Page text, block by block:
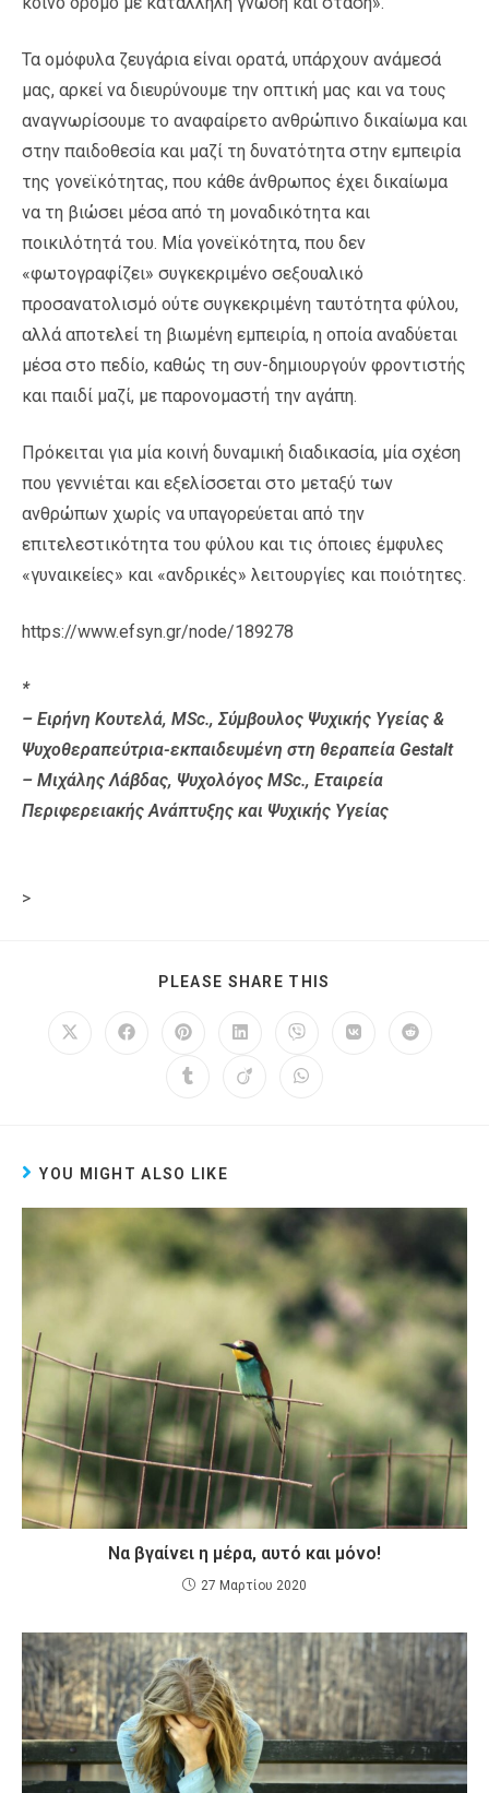
Τα ομόφυλα ζευγάρια είναι ορατά, υπάρχουν ανάμεσά
μας, αρκεί να διευρύνουμε την οπτική μας και να τους
αναγνωρίσουμε το αναφαίρετο ανθρώπινο δικαίωμα και
στην παιδοθεσία και μαζί τη δυνατότητα στην εμπειρία
της γονεϊκότητας, που κάθε άνθρωπος έχει δικαίωμα
να τη βιώσει μέσα από τη μοναδικότητα και
ποικιλότητά του. Μία γονεϊκότητα, που δεν
«φωτογραφίζει» συγκεκριμένο σεξουαλικό
προσανατολισμό ούτε συγκεκριμένη ταυτότητα φύλου,
αλλά αποτελεί τη βιωμένη εμπειρία, η οποία αναδύεται
μέσα στο πεδίο, καθώς τη συν-δημιουργούν φροντιστής
και παιδί μαζί, με παρονομαστή την αγάπη.
Πρόκειται για μία κοινή δυναμική διαδικασία, μία σχέση
που γεννιέται και εξελίσσεται στο μεταξύ των
ανθρώπων χωρίς να υπαγορεύεται από την
επιτελεστικότητα του φύλου και τις όποιες έμφυλες
«γυναικείες» και «ανδρικές» λειτουργίες και ποιότητες.
https://www.efsyn.gr/node/189278
*
– Ειρήνη Κουτελά, MSc., Σύμβουλος Ψυχικής Υγείας &
Ψυχοθεραπεύτρια-εκπαιδευμένη στη θεραπεία Gestalt
– Μιχάλης Λάβδας, Ψυχολόγος MSc., Εταιρεία
Περιφερειακής Ανάπτυξης και Ψυχικής Υγείας
>
PLEASE SHARE THIS
YOU MIGHT ALSO LIKE
Να βγαίνει η μέρα, αυτό και μόνο!
27 Μαρτίου 2020